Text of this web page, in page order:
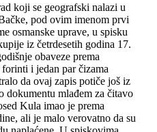
pod ovim imenom prvi
osmanske uprave, u spisku
iz četrdesetih godina 17.
obaveze prema
i jedan par čizama
da ovaj zapis potiče još iz
dokumentu mlađem za čitavo
Kula imao je prema
ali je malo verovatno da su